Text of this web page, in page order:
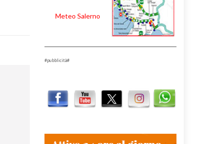
Meteo Salerno
#pubblicità#